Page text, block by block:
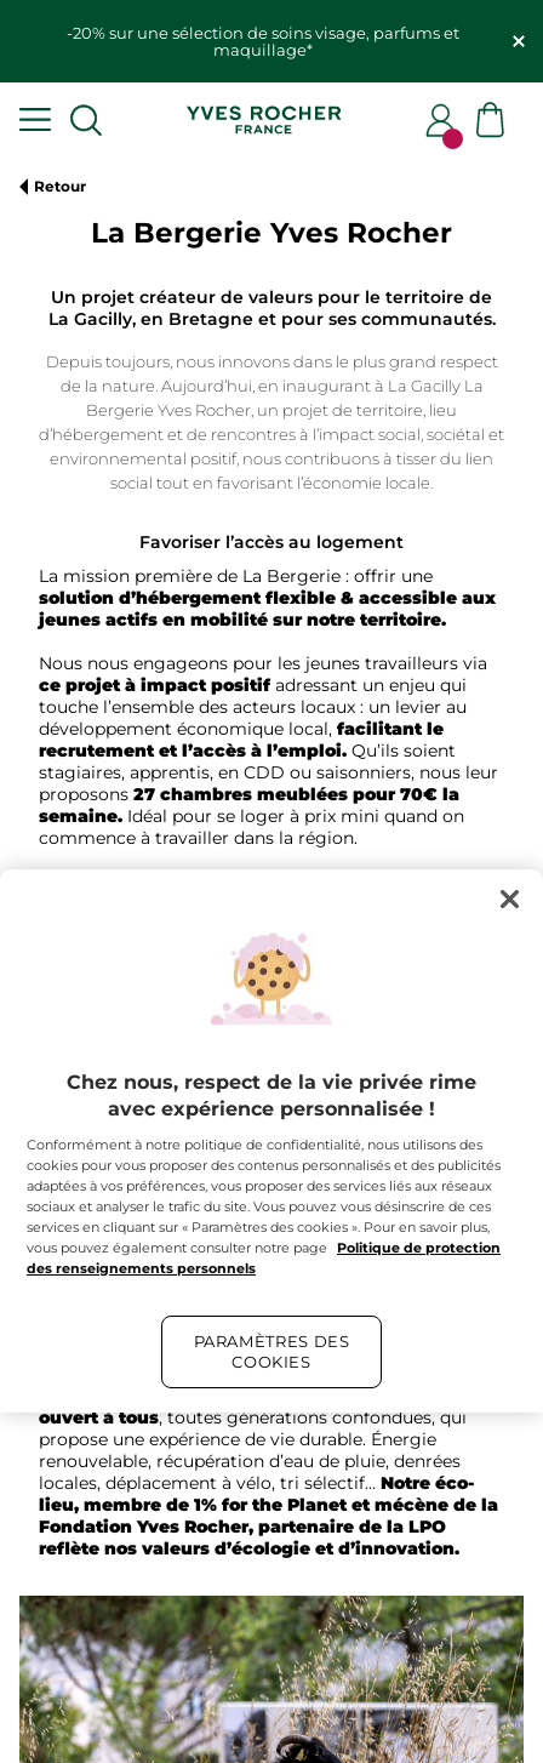
-20% sur une sélection de soins visage, parfums et
maquillage*
Retour
La Bergerie Yves Rocher
Un projet créateur de valeurs pour le territoire de
La Gacilly, en Bretagne et pour ses communautés.
Depuis toujours, nous innovons dans le plus grand respect
de la nature. Aujourd’hui, en inaugurant à La Gacilly La
Bergerie Yves Rocher, un projet de territoire, lieu
d’hébergement et de rencontres à l’impact social, sociétal et
environnemental positif, nous contribuons à tisser du lien
social tout en favorisant l’économie locale.
Favoriser l’accès au logement
La mission première de La Bergerie : offrir une
solution d’hébergement flexible & accessible aux
jeunes actifs en mobilité sur notre territoire.
Nous nous engageons pour les jeunes travailleurs via
ce projet à impact positifadressant un enjeu qui
touche l’ensemble des acteurs locaux : un levier au
développement économique local, facilitant le
recrutement et l’accès à l’emploi. Qu’ils soient
stagiaires, apprentis, en CDD ou saisonniers, nous leur
proposons 27 chambres meublées pour 70€ la
semaine. Idéal pour se loger à prix mini quand on
commence à travailler dans la région.
La Bergerie, un lieu éco-conçu
réhabilité une bergerie de 1450m2 et son parc
avec des matériaux bio sourcés et éco-labellisés.
La Bergerie Yves Rocher est unprojet néo-rural
ouvert à tous, toutes générations confondues, qui
propose une expérience de vie durable. Énergie
renouvelable, récupération d’eau de pluie, denrées
locales, déplacement à vélo, tri sélectif… Notre éco-
lieu, membre de 1% for the Planet et mécène de la
Fondation Yves Rocher, partenaire de la LPO
reflète nos valeurs d’écologie et d’innovation.
Chez nous, respect de la vie privée rime
avec expérience personnalisée !
Conformément à notre politique de confidentialité, nous utilisons des
cookies pour vous proposer des contenus personnalisés et des publicités
adaptées à vos préférences, vous proposer des services liés aux réseaux
sociaux et analyser le trafic du site. Vous pouvez vous désinscrire de ces
services en cliquant sur « Paramètres des cookies ». Pour en savoir plus,
vous pouvez également consulter notre page
Politique de protection
des renseignements personnels
PARAMÈTRES DES
COOKIES